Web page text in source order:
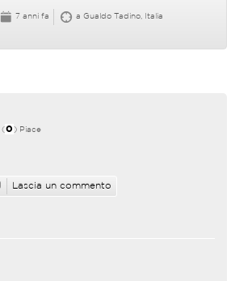
7 anni fa a Gualdo Tadino, Italia
( 0 ) Piace
Lascia un commento